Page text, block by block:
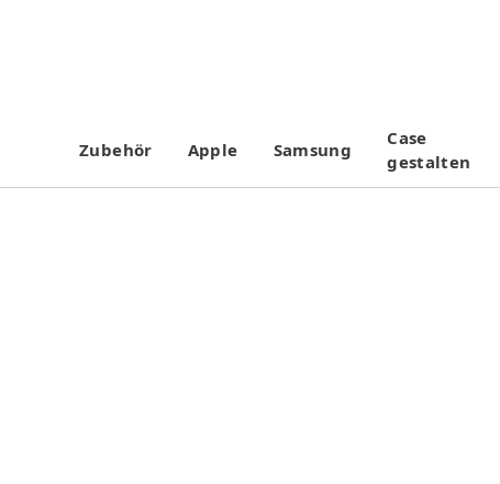
Zubehör Apple Samsung
Case
gestalten